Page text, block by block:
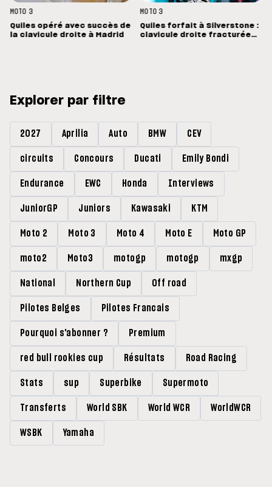
MOTO 3
Quiles opéré avec succès de
la clavicule droite à Madrid
MOTO 3
Quiles forfait à Silverstone :
clavicule droite fracturée
Explorer par filtre
2027 Aprilia Auto BMW CEV
circuits Concours Ducati Emily Bondi
Endurance EWC Honda Interviews
JuniorGP Juniors Kawasaki KTM
Moto 2 Moto 3 Moto 4 Moto E Moto GP
moto2 Moto3 motogp motogp mxgp
National Northern Cup Off road
Pilotes Belges Pilotes Francais
Pourquoi s'abonner ? Premium
red bull rookies cup Résultats Road Racing
Stats sup Superbike Supermoto
Transferts World SBK World WCR WorldWCR
WSBK Yamaha